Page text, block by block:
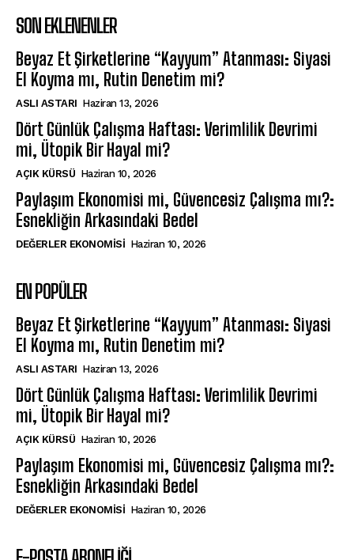
SON EKLENENLER
Beyaz Et Şirketlerine “Kayyum” Atanması: Siyasi
El Koyma mı, Rutin Denetim mi?
ASLI ASTARI Haziran 13, 2026
Dört Günlük Çalışma Haftası: Verimlilik Devrimi
mi, Ütopik Bir Hayal mi?
AÇIK KÜRSÜ Haziran 10, 2026
Paylaşım Ekonomisi mi, Güvencesiz Çalışma mı?:
Esnekliğin Arkasındaki Bedel
DEĞERLER EKONOMISI Haziran 10, 2026
EN POPÜLER
Beyaz Et Şirketlerine “Kayyum” Atanması: Siyasi
El Koyma mı, Rutin Denetim mi?
ASLI ASTARI Haziran 13, 2026
Dört Günlük Çalışma Haftası: Verimlilik Devrimi
mi, Ütopik Bir Hayal mi?
AÇIK KÜRSÜ Haziran 10, 2026
Paylaşım Ekonomisi mi, Güvencesiz Çalışma mı?:
Esnekliğin Arkasındaki Bedel
DEĞERLER EKONOMISI Haziran 10, 2026